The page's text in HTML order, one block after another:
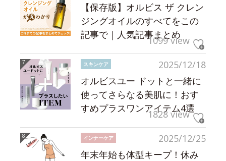
【保存版】オルビス ザ クレン
ジングオイルのすべてをこの
記事で｜人気記事まとめ
1099 view
2025/12/18
スキンケア
オルビスユー ドットと一緒に
使ってさらなる美肌に！おす
すめプラスワンアイテム4選
1828 view
2025/12/25
インナーケア
年末年始も体型キープ！休み